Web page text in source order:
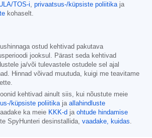
TOS-i privaatsus-/küpsiste poliitika ja
kohaselt.
ostud kehtivad pakutava
jooksul. Pärast seda kehtivad
ja/või tulevastele ostudele sel ajal
Hinnad võivad muutuda, kuigi me teavitame
kehtivad ainult siis, kui nõustute meie
küpsiste poliitika ja allahindluste
ka meie KKK-d ja ohtude hindamise
SpyHunteri desinstallida, vaadake, kuidas